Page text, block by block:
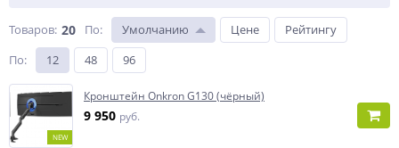
Товаров: 20 По: Умолчанию Цене
Рейтингу
По: 12 48 96
NEW
Кронштейн Onkron G130 (чёрный)
9 950 руб.